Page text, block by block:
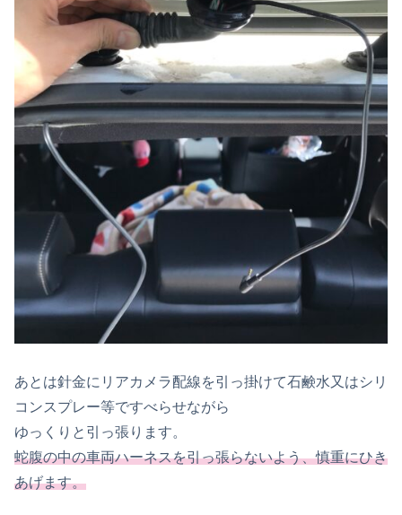
あとは針金にリアカメラ配線を引っ掛けて石鹸水又はシリ
コンスプレー等ですべらせながら
ゆっくりと引っ張ります。
蛇腹の中の車両ハーネスを引っ張らないよう、慎重にひき
あげます。